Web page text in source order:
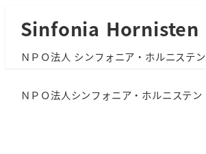
Sinfonia Hornisten
ＮＰＯ法人 シンフォニア・ホルニステン
ＮＰＯ法人シンフォニア・ホルニステン